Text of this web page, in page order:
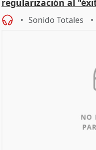
regularización al
Sonido Totales